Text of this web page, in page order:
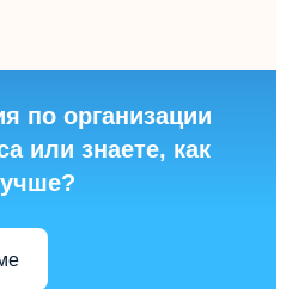
по организации
или знаете, как